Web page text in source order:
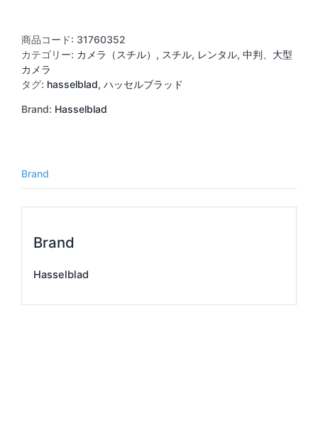
ジ
ン
個
商品コード: 31760352
カテゴリー: カメラ（スチル） , スチル, レンタル, 中判、大型
カメラ
タグ: hasselblad, ハッセルブラッド
Brand: Hasselblad
Brand
Brand
Hasselblad